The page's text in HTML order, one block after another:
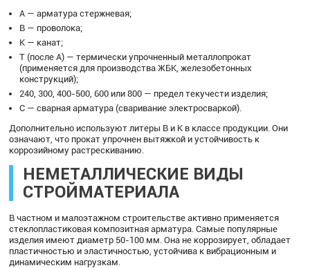
А — арматура стержневая;
В — проволока;
К — канат;
Т (после А) — термически упрочненный металлопрокат
(применяется для производства ЖБК, железобетонных
конструкций);
240, 300, 400-500, 600 или 800 — предел текучести изделия;
С — сварная арматура (сваривание электросваркой).
Дополнительно используют литеры В и К в классе продукции. Они
означают, что прокат упрочнен вытяжкой и устойчивость к
коррозийному растрескиванию.
НЕМЕТАЛЛИЧЕСКИЕ ВИДЫ
СТРОЙМАТЕРИАЛА
В частном и малоэтажном строительстве активно применяется
стеклопластиковая композитная арматура. Самые популярные
изделия имеют диаметр 50-100 мм. Она не коррозирует, обладает
пластичностью и эластичностью, устойчива к вибрационным и
динамическим нагрузкам.